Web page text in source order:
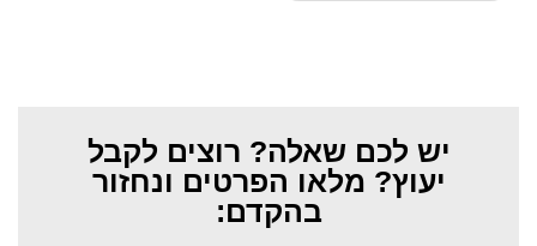
יש לכם שאלה? רוצים לקבל
יעוץ? מלאו הפרטים ונחזור
בהקדם: